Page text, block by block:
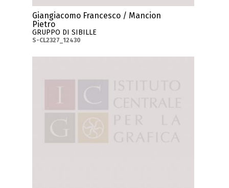
Giangiacomo Francesco / Mancion
Pietro
GRUPPO DI SIBILLE
S-CL2327_12430